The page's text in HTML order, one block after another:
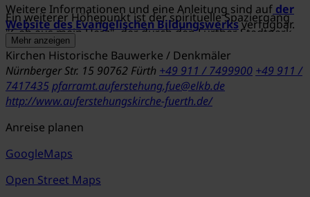
Ein weiterer Höhepunkt ist der spirituelle Spaziergang
"Geh aus mein Herz", der durch den Fürther Stadtpark
führt. Mithilfe der Smartphone-App "actionbound" kann
der Rundgang wie eine digitale Schnitzeljagd erlebt
werden. An sieben Stationen im Park gibt es Impulse
zum Sehen, Staunen und Nachdenken. Die App ist
kostenlos und erfordert keine Registrierung.
Weitere Informationen und eine Anleitung sind auf der
Website des Evangelischen Bildungswerksverfügbar.
Mehr anzeigen
Kirchen Historische Bauwerke / Denkmäler
Nürnberger Str. 15 90762 Fürth +49 911 / 7499900 +49 911 /
7417435 pfarramt.auferstehung.fue@elkb.de
http://www.auferstehungskirche-fuerth.de/
Anreise planen
GoogleMaps
Open Street Maps